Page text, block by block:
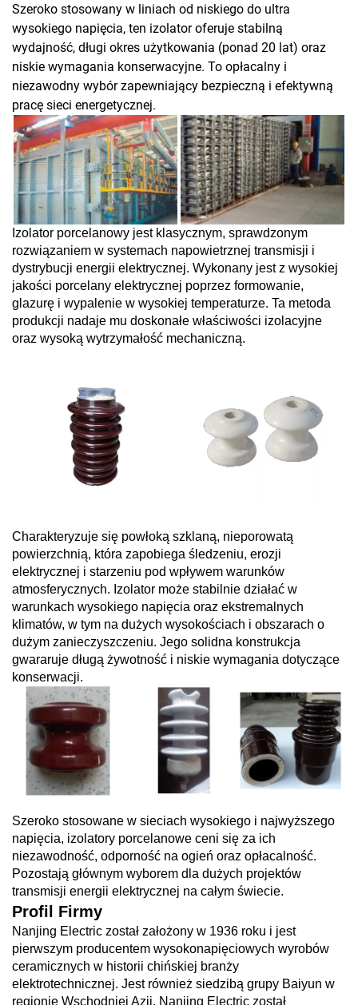
Szeroko stosowany w liniach od niskiego do ultra
wysokiego napięcia, ten izolator oferuje stabilną
wydajność, długi okres użytkowania (ponad 20 lat) oraz
niskie wymagania konserwacyjne. To opłacalny i
niezawodny wybór zapewniający bezpieczną i efektywną
pracę sieci energetycznej.
Izolator porcelanowy jest klasycznym, sprawdzonym
rozwiązaniem w systemach napowietrznej transmisji i
dystrybucji energii elektrycznej. Wykonany jest z wysokiej
jakości porcelany elektrycznej poprzez formowanie,
glazurę i wypalenie w wysokiej temperaturze. Ta metoda
produkcji nadaje mu doskonałe właściwości izolacyjne
oraz wysoką wytrzymałość mechaniczną.
Charakteryzuje się powłoką szklaną, nieporowatą
powierzchnią, która zapobiega śledzeniu, erozji
elektrycznej i starzeniu pod wpływem warunków
atmosferycznych. Izolator może stabilnie działać w
warunkach wysokiego napięcia oraz ekstremalnych
klimatów, w tym na dużych wysokościach i obszarach o
dużym zanieczyszczeniu. Jego solidna konstrukcja
gwararuje długą żywotność i niskie wymagania dotyczące
konserwacji.
Szeroko stosowane w sieciach wysokiego i najwyższego
napięcia, izolatory porcelanowe ceni się za ich
niezawodność, odporność na ogień oraz opłacalność.
Pozostają głównym wyborem dla dużych projektów
transmisji energii elektrycznej na całym świecie.
Profil Firmy
Nanjing Electric został założony w 1936 roku i jest
pierwszym producentem wysokonapięciowych wyrobów
ceramicznych w historii chińskiej branży
elektrotechnicznej. Jest również siedzibą grupy Baiyun w
regionie Wschodniej Azji. Nanjing Electric został